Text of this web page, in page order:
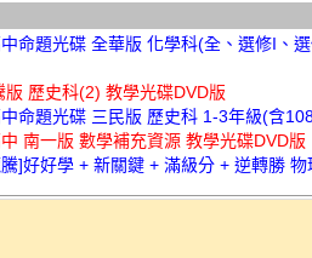
命題光碟 全華版 化學科(全、選修I、
歷史科(2) 教學光碟DVD版
命題光碟 三民版 歷史科 1-3年級(含
南一版 數學補充資源 教學光碟DVD版
]好好學 + 新關鍵 + 滿級分 + 逆轉勝